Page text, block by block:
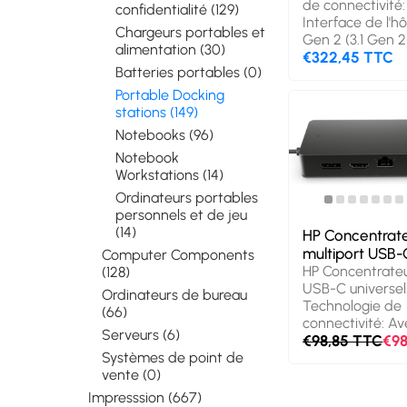
confidentialité (129)
Chargeurs portables et
alimentation (30)
Batteries portables (0)
Portable Docking
stations (149)
Notebooks (96)
Notebook
Workstations (14)
Ordinateurs portables
personnels et de jeu
(14)
Computer Components
(128)
Ordinateurs de bureau
(66)
Serveurs (6)
Systèmes de point de
vente (0)
Impresssion (667)
de connectivité:
Interface de
Gen 2 (3.1 Gen
Délivrance de la
Couleur du
Type HD: 6K
Résolution
maximum):
pixels. Type de
Connecteur
USB Type-C,
d'énergie: 180
charge du
d'exploitation
Windows 10,
Prise en charge
systèmes
€322,45 TTC
HP
multiport USB-
HP
USB-C universel.
Technologie de
connectivité:
Interface de
€98,85 TTC